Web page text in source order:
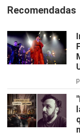
Recomendadas